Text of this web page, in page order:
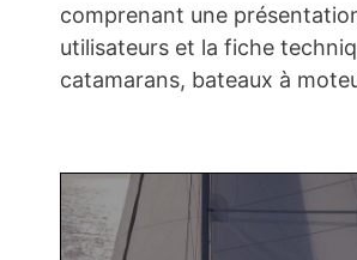
comprenant une
utilisateurs et la fiche
catamarans, bateaux à